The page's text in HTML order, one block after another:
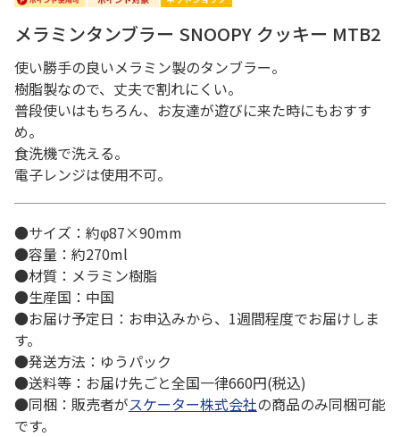
メラミンタンブラー SNOOPY クッキー MTB2
使い勝手の良いメラミン製のタンブラー。
樹脂製なので、丈夫で割れにくい。
普段使いはもちろん、お友達が遊びに来た時にもおすす
め。
食洗機で洗える。
電子レンジは使用不可。
●サイズ：約φ87×90mm
●容量：約270ml
●材質：メラミン樹脂
●生産国：中国
●お届け予定日：お申込みから、1週間程度でお届けしま
す。
●発送方法：ゆうパック
●送料等：お届け先ごと全国一律660円(税込)
●同梱：販売者がスケーター株式会社の商品のみ同梱可能
です。